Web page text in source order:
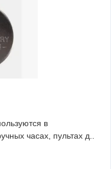
в
часах, пультах д..